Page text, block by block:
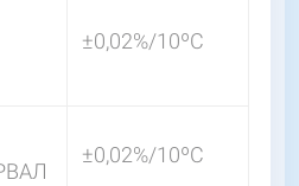
±0,02%/10ºС
±0,02%/10ºС